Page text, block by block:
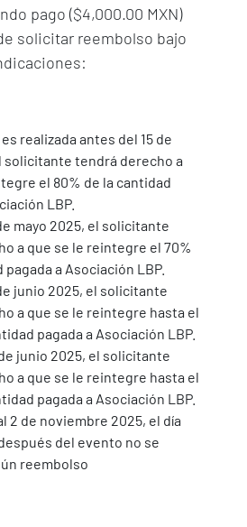
pago ($4,000.00 MXN)
solicitar reembolso bajo
realizada antes del 15 de
solicitante tendrá derecho a
el 80% de la cantidad
LBP.
mayo 2025, el solicitante
a que se le reintegre el 70%
a Asociación LBP.
junio 2025, el solicitante
a que se le reintegre hasta el
pagada a Asociación LBP.
junio 2025, el solicitante
a que se le reintegre hasta el
pagada a Asociación LBP.
2 de noviembre 2025, el día
del evento no se
reembolso